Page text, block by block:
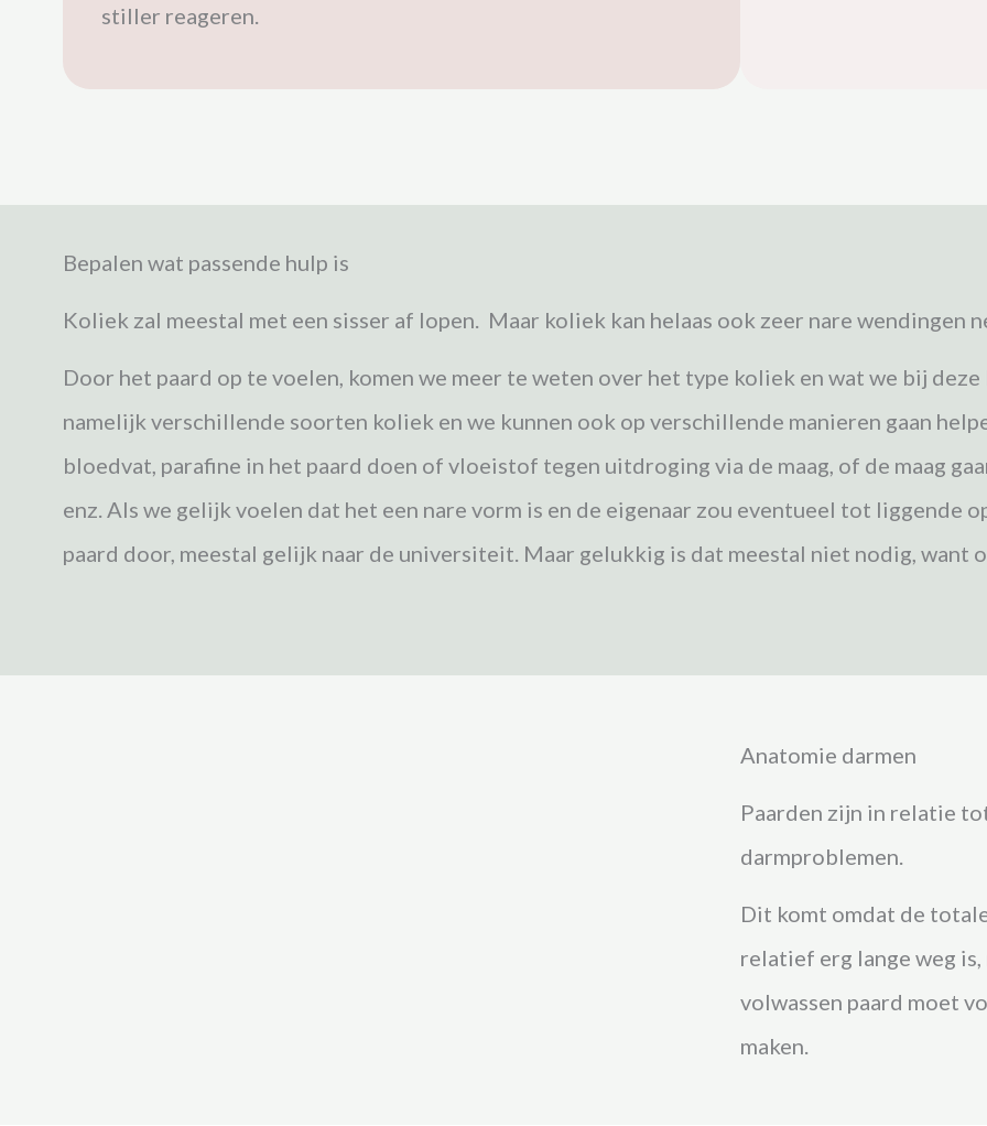
stiller reageren.
Bepalen wat passende hulp is
Koliek zal meestal met een sisser af lopen. Maar koliek kan helaas ook zeer nare wendingen
Door het paard op te voelen, komen we meer te weten over het type koliek en wat we bij
namelijk verschillende soorten koliek en we kunnen ook op verschillende manieren gaan
bloedvat, parafine in het paard doen of vloeistof tegen uitdroging via de maag, of de maag
enz. Als we gelijk voelen dat het een nare vorm is en de eigenaar zou eventueel tot liggende
paard door, meestal gelijk naar de universiteit. Maar gelukkig is dat meestal niet nodig, want
Anatomie darmen
Paarden zijn in relatie
darmproblemen.
Dit komt omdat de
relatief erg lange weg
volwassen paard moet
maken.